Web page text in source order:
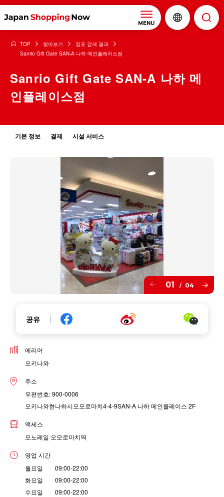
MENU
TOP 찾아보기
점포 검색 결과
Sanrio Gift Gate SAN-A 나하 메인플레이스점
Sanrio Gift Gate SAN-A 나하 메
인플레이스점
기본 정보 결제 시설 서비스
01 / 04
공유
에리어
오키나와
주소
우편번호: 900-0006
오키나와현나하시오모로마치4-4-9SAN-A 나하 메인플레이스 2F
액세스
모노레일 오모로마치역
영업 시간
월요일 09:00-22:00
화요일 09:00-22:00
수요일 09:00-22:00